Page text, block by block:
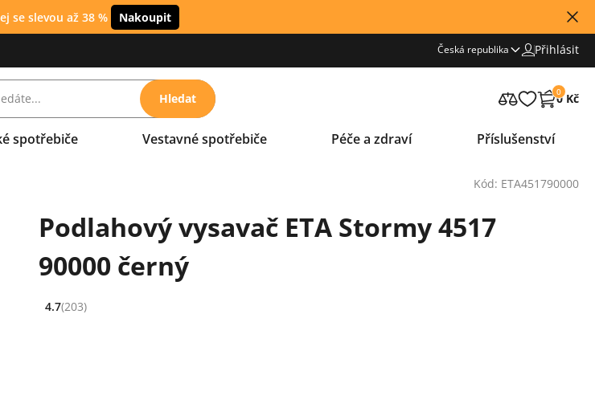
se slevou až 38 % Nakoupit
Česká republika Přihlásit
Hledat 0
0 Kč
spotřebiče Vestavné spotřebiče Péče a zdraví Příslušenství
Kód: ETA451790000
Podlahový vysavač ETA Stormy 4517
90000 černý
Hodnocení: 4.7 z 5 (203 recenzí)
4.7(203)